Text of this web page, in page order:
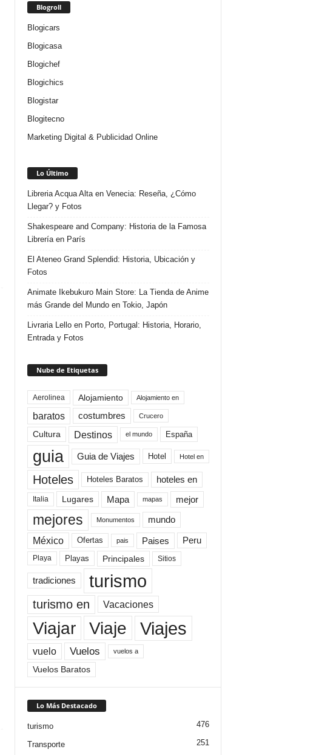
Blogroll
Blogicars
Blogicasa
Blogichef
Blogichics
Blogistar
Blogitecno
Marketing Digital & Publicidad Online
Lo Último
Libreria Acqua Alta en Venecia: Reseña, ¿Cómo
Llegar? y Fotos
Shakespeare and Company: Historia de la Famosa
Librería en París
El Ateneo Grand Splendid: Historia, Ubicación y
Fotos
Animate Ikebukuro Main Store: La Tienda de Anime
más Grande del Mundo en Tokio, Japón
Livraria Lello en Porto, Portugal: Historia, Horario,
Entrada y Fotos
Nube de Etiquetas
Aerolinea Alojamiento Alojamiento en
baratos costumbres Crucero
Cultura Destinos el mundo España
guia Guia de Viajes Hotel Hotel en
Hoteles Hoteles Baratos hoteles en
Italia Lugares Mapa mapas mejor
mejores Monumentos mundo
México Ofertas pais Paises Peru
Playa Playas Principales Sitios
tradiciones turismo
turismo en Vacaciones
Viajar Viaje Viajes
vuelo Vuelos vuelos a
Vuelos Baratos
Lo Más Destacado
turismo 476
Transporte 251